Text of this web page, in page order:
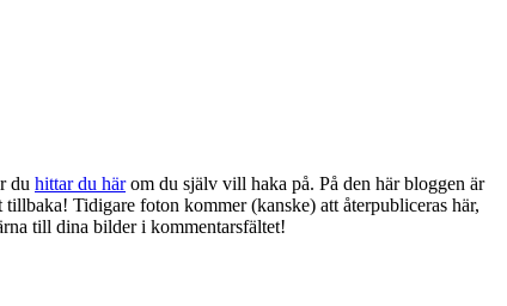
du hittar du härom du själv vill haka på. På den här bloggen är
Tidigare foton kommer (kanske) att återpubliceras här,
till dina bilder i kommentarsfältet!